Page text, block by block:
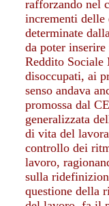
rafforzando nel
incrementi
determinate
da poter inserire
Reddito
disoccupati, ai
senso andava
promossa dal
generalizzata
di vita del
controllo dei
lavoro,
sulla
questione della